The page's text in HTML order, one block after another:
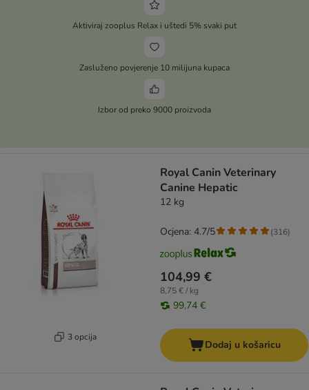
Aktiviraj zooplus Relax i uštedi 5% svaki put
Zasluženo povjerenje 10 milijuna kupaca
Izbor od preko 9000 proizvoda
3 opcija
Royal Canin Veterinary
Canine Hepatic
12 kg
104,99 €
8,75 € / kg
99,74 €
Ocjena: 4.7/5 (316)
Dodaj u košaricu